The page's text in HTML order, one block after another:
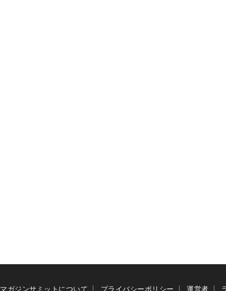
マガジンサミットについて プライバシーポリシー 運営者